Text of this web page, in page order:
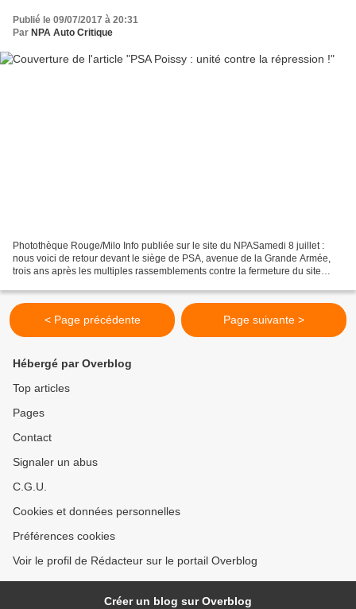
Publié le 09/07/2017 à 20:31
Par NPA Auto Critique
Photothèque Rouge/Milo Info publiée sur le site du NPASamedi 8 juillet :
nous voici de retour devant le siège de PSA, avenue de la Grande Armée,
trois ans après les multiples rassemblements contre la fermeture du site
< Page précédente Page suivante >
Hébergé par Overblog
Top articles
Pages
Contact
Signaler un abus
C.G.U.
Cookies et données personnelles
Préférences cookies
Voir le profil de Rédacteur sur le portail Overblog
Créer un blog sur Overblog